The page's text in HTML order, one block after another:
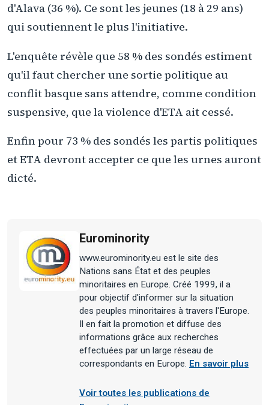
d'Alava (36 %). Ce sont les jeunes (18 à 29 ans)
qui soutiennent le plus l'initiative.
L'enquête révèle que 58 % des sondés estiment
qu'il faut chercher une sortie politique au
conflit basque sans attendre, comme condition
suspensive, que la violence d'ETA ait cessé.
Enfin pour 73 % des sondés les partis politiques
et ETA devront accepter ce que les urnes auront
dicté.
Eurominority
www.eurominority.eu est le site des
Nations sans État et des peuples
minoritaires en Europe. Créé 1999, il a
pour objectif d'informer sur la situation
des peuples minoritaires à travers l'Europe.
Il en fait la promotion et diffuse des
informations grâce aux recherches
effectuées par un large réseau de
correspondants en Europe. En savoir plus
Voir toutes les publications de